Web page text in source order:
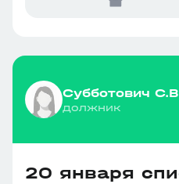
Субботович
должник
20 января